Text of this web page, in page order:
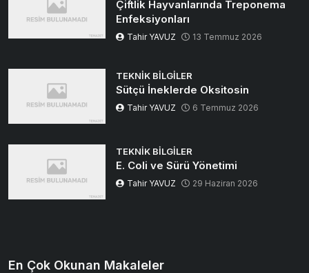
Çiftlik Hayvanlarında Treponema
Enfeksiyonları
Tahir YAVUZ 13 Temmuz 2026
TEKNIK BILGILER
Sütçü İneklerde Oksitosin
Tahir YAVUZ 6 Temmuz 2026
TEKNIK BILGILER
E. Coli ve Sürü Yönetimi
Tahir YAVUZ 29 Haziran 2026
En Çok Okunan Makaleler